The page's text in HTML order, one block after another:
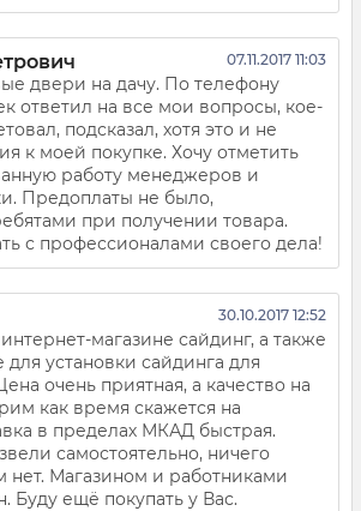
07.11.2017 11:03
двери на дачу. По телефону
ответил на все мои вопросы, кое-
подсказал, хотя это и не
к моей покупке. Хочу отметить
работу менеджеров и
Предоплаты не было,
при получении товара.
с профессионалами своего дела!
30.10.2017 12:52
магазине сайдинг, а также
установки сайдинга для
очень приятная, а качество на
как время скажется на
в пределах МКАД быстрая.
самостоятельно, ничего
нет. Магазином и работниками
Буду ещё покупать у Вас.